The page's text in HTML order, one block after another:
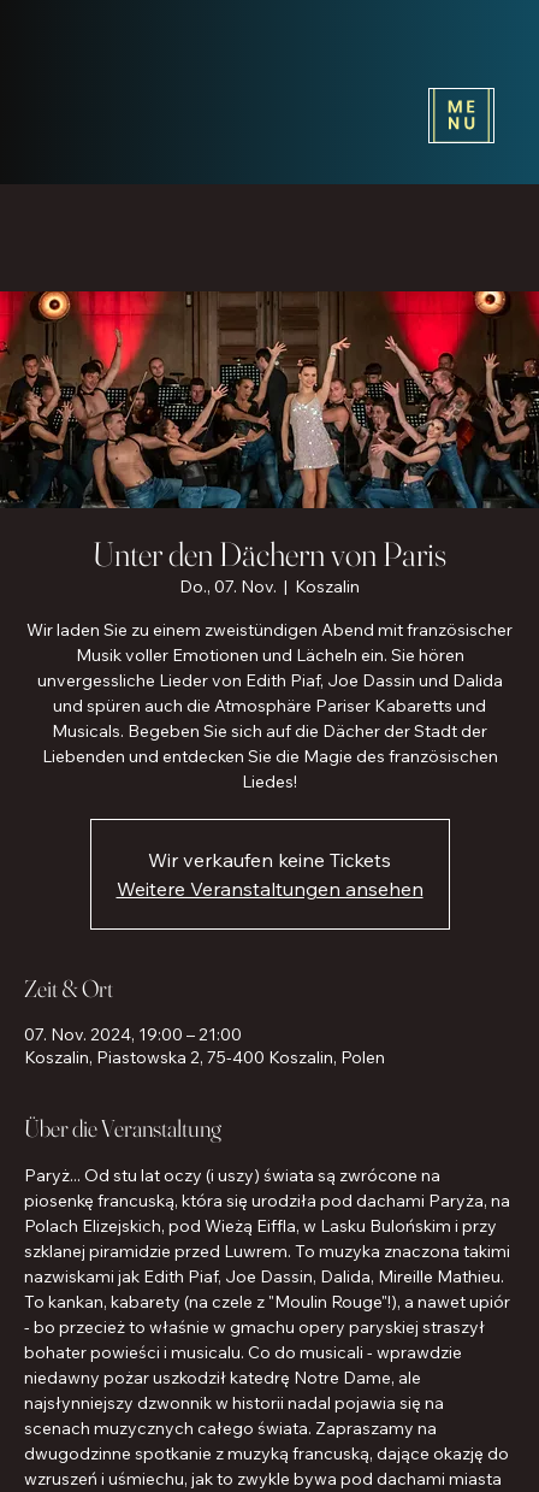
Unter den Dächern von Paris
Do., 07. Nov.
  |
Koszalin
Wir laden Sie zu einem zweistündigen Abend mit französischer
Musik voller Emotionen und Lächeln ein. Sie hören
unvergessliche Lieder von Edith Piaf, Joe Dassin und Dalida
und spüren auch die Atmosphäre Pariser Kabaretts und
Musicals. Begeben Sie sich auf die Dächer der Stadt der
Liebenden und entdecken Sie die Magie des französischen
Liedes!
Wir verkaufen keine Tickets
Weitere Veranstaltungen ansehen
Zeit & Ort
07. Nov. 2024, 19:00 – 21:00
Koszalin, Piastowska 2, 75-400 Koszalin, Polen
Über die Veranstaltung
Paryż... Od stu lat oczy (i uszy) świata są zwrócone na
piosenkę francuską, która się urodziła pod dachami Paryża, na
Polach Elizejskich, pod Wieżą Eiffla, w Lasku Bulońskim i przy
szklanej piramidzie przed Luwrem. To muzyka znaczona takimi
nazwiskami jak Edith Piaf, Joe Dassin, Dalida, Mireille Mathieu.
To kankan, kabarety (na czele z "Moulin Rouge"!), a nawet upiór
- bo przecież to właśnie w gmachu opery paryskiej straszył
bohater powieści i musicalu. Co do musicali - wprawdzie
niedawny pożar uszkodził katedrę Notre Dame, ale
najsłynniejszy dzwonnik w historii nadal pojawia się na
scenach muzycznych całego świata. Zapraszamy na
dwugodzinne spotkanie z muzyką francuską, dające okazję do
wzruszeń i uśmiechu, jak to zwykle bywa pod dachami miasta